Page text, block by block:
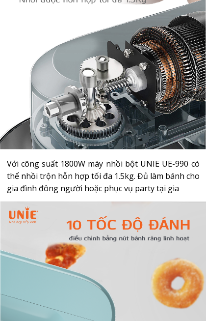
Với công suất 1800W máy nhồi bột UNIE UE-990 có
thể nhồi trộn hỗn hợp tối đa 1.5kg. Đủ làm bánh cho
gia đình đông người hoặc phục vụ party tại gia